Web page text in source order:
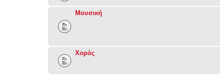
Μουσική
Χορός